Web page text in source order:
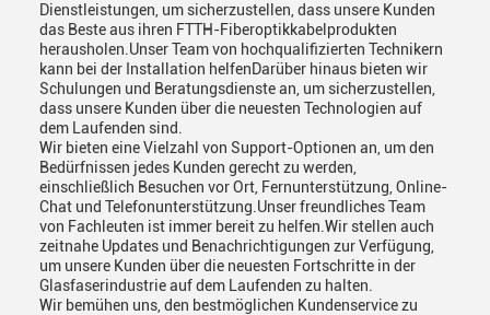
Dienstleistungen, um sicherzustellen, dass unsere Kunden
das Beste aus ihren FTTH-Fiberoptikkabelprodukten
herausholen.Unser Team von hochqualifizierten Technikern
kann bei der Installation helfenDarüber hinaus bieten wir
Schulungen und Beratungsdienste an, um sicherzustellen,
dass unsere Kunden über die neuesten Technologien auf
dem Laufenden sind.
Wir bieten eine Vielzahl von Support-Optionen an, um den
Bedürfnissen jedes Kunden gerecht zu werden,
einschließlich Besuchen vor Ort, Fernunterstützung, Online-
Chat und Telefonunterstützung.Unser freundliches Team
von Fachleuten ist immer bereit zu helfen.Wir stellen auch
zeitnahe Updates und Benachrichtigungen zur Verfügung,
um unsere Kunden über die neuesten Fortschritte in der
Glasfaserindustrie auf dem Laufenden zu halten.
Wir bemühen uns, den bestmöglichen Kundenservice zu